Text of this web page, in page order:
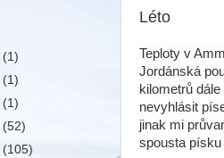
Léto
Teploty v
Jordánská
kilometrů
nevyhlásit
jinak mi
spousta písku
(1)
(1)
(1)
(52)
(105)